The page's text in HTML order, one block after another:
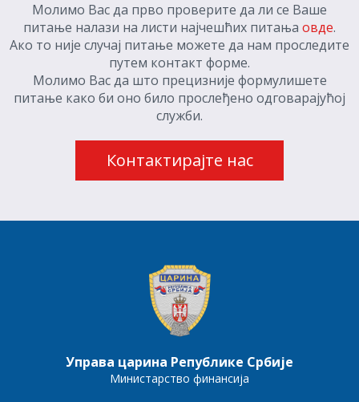
Молимо Вас да прво проверите да ли се Ваше
питање налази на листи најчешћих питања овде.
Ако то није случај питање можете да нам проследите
путем контакт форме.
Молимо Вас да што прецизније формулишете
питање како би оно било прослеђено одговарајућој
служби.
Контактирајте нас
Управа царина Републике Србије
Министарство финансија